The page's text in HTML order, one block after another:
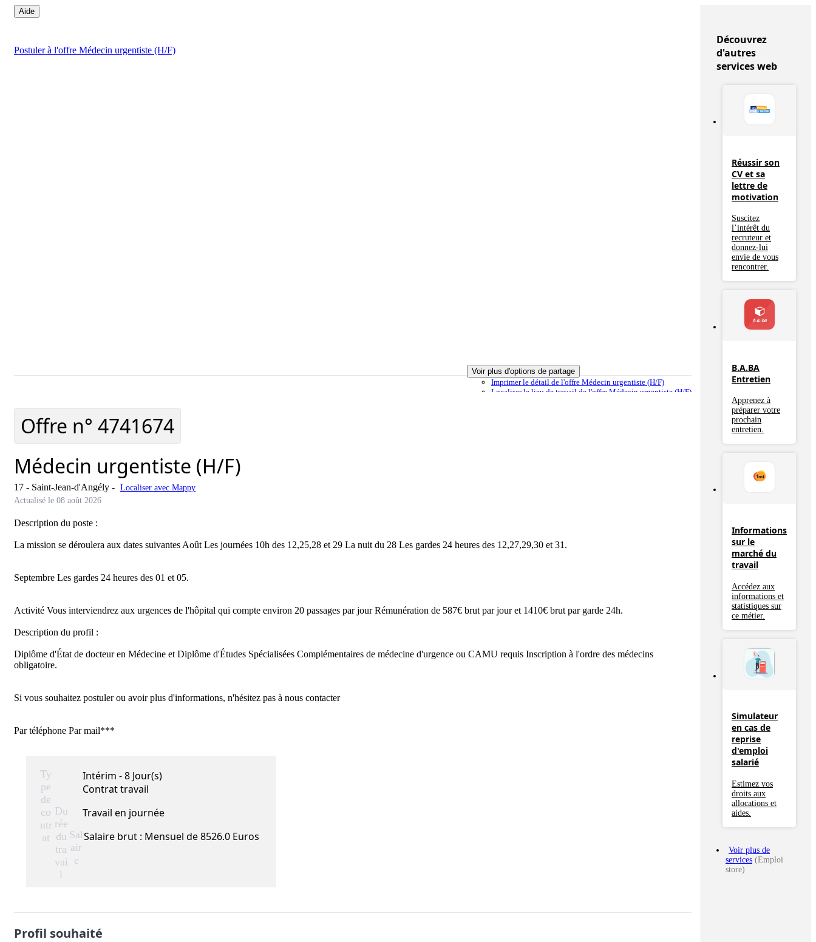
Aide
Postulerà l'offre Médecin urgentiste (H/F)
Voir plus d'options de partage
Imprimerle détail de l'offre Médecin urgentiste (H/F)
Localiserle lieu de travail de l'offre Médecin urgentiste (H/F)
Offre n° 4741674
Médecin urgentiste (H/F)
17 - Saint-Jean-d'Angély - Localiser avec Mappy
Actualisé le 08 août 2026
Description du poste :
La mission se déroulera aux dates suivantes Août Les journées 10h des 12,25,28 et 29 La nuit du 28 Les gardes 24 heures des 12,27,29,30 et 31.
Septembre Les gardes 24 heures des 01 et 05.
Activité Vous interviendrez aux urgences de l'hôpital qui compte environ 20 passages par jour Rémunération de 587€ brut par jour et 1410€ brut par garde 24h.
Description du profil :
Diplôme d'État de docteur en Médecine et Diplôme d'Études Spécialisées Complémentaires de médecine d'urgence ou CAMU requis Inscription à l'ordre des médecins
obligatoire.
Si vous souhaitez postuler ou avoir plus d'informations, n'hésitez pas à nous contacter
Par téléphone Par mail***
Ty
pe
de
co
ntr
at
Intérim - 8 Jour(s)
Contrat travail
Du
rée
du
tra
vai
l
Travail en journée
Sal
air
e
Salaire brut : Mensuel de 8526.0 Euros
Profil souhaité
Découvrez
d'autres
services web
Réussir son
CV et sa
lettre de
motivation
Suscitez
l’intérêt du
recruteur et
donnez-lui
envie de vous
rencontrer.
B.A.BA
Entretien
Apprenez à
préparer votre
prochain
entretien.
Informations
sur le
marché du
travail
Accédez aux
informations et
statistiques sur
ce métier.
Simulateur
en cas de
reprise
d'emploi
salarié
Estimez vos
droits aux
allocations et
aides.
Voir plus de
services (Emploi
store)